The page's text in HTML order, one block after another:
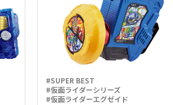
#SUPER BEST
#仮面ライダーシリーズ
#仮面ライダーエグゼイド